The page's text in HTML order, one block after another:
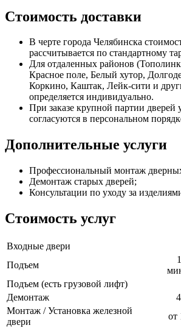
Стоимость доставки
В черте города Челябинска
рассчитывается по стандартному
Для отдаленных районов
Красное поле, Белый хутор,
Коркино, Каштак, Лейк-сити и
определяется индивидуально.
При заказе крупной партии дверей
согласуются в персональном
Дополнительные услуги
Профессиональный монтаж
Демонтаж старых дверей;
Консультации по уходу за
Стоимость услуг
Входные двери
Подъем
Подъем (есть грузовой лифт)
Демонтаж
Монтаж / Установка железной
двери
от